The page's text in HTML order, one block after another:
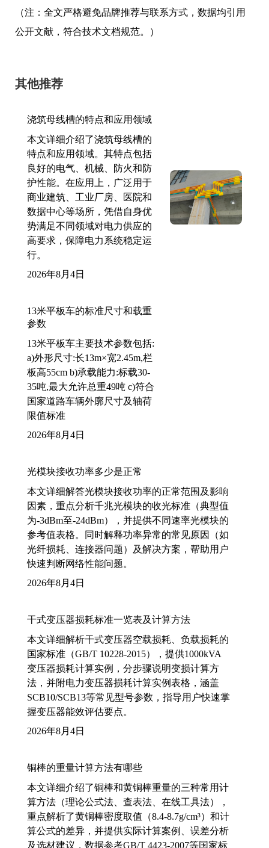
（注：全文严格避免品牌推荐与联系方式，数据均引用
公开文献，符合技术文档规范。）
其他推荐
浇筑母线槽的特点和应用领域
本文详细介绍了浇筑母线槽的
特点和应用领域。其特点包括
良好的电气、机械、防火和防
护性能。在应用上，广泛用于
商业建筑、工业厂房、医院和
数据中心等场所，凭借自身优
势满足不同领域对电力供应的
高要求，保障电力系统稳定运
行。
2026年8月4日
13米平板车的标准尺寸和载重
参数
13米平板车主要技术参数包括:
a)外形尺寸:长13m×宽2.45m,栏
板高55cm b)承载能力:标载30-
35吨,最大允许总重49吨 c)符合
国家道路车辆外廓尺寸及轴荷
限值标准
2026年8月4日
光模块接收功率多少是正常
本文详细解答光模块接收功率的正常范围及影响
因素，重点分析千兆光模块的收光标准（典型值
为-3dBm至-24dBm），并提供不同速率光模块的
参考值表格。同时解释功率异常的常见原因（如
光纤损耗、连接器问题）及解决方案，帮助用户
快速判断网络性能问题。
2026年8月4日
干式变压器损耗标准一览表及计算方法
本文详细解析干式变压器空载损耗、负载损耗的
国家标准（GB/T 10228-2015），提供1000kVA
变压器损耗计算实例，分步骤说明变损计算方
法，并附电力变压器损耗计算实例表格，涵盖
SCB10/SCB13等常见型号参数，指导用户快速掌
握变压器能效评估要点。
2026年8月4日
铜棒的重量计算方法有哪些
本文详细介绍了铜棒和黄铜棒重量的三种常用计
算方法（理论公式法、查表法、在线工具法），
重点解析了黄铜棒密度取值（8.4-8.7g/cm³）和计
算公式的差异，并提供实际计算案例、误差分析
及选材建议，数据参考GB/T 4423-2007等国家标